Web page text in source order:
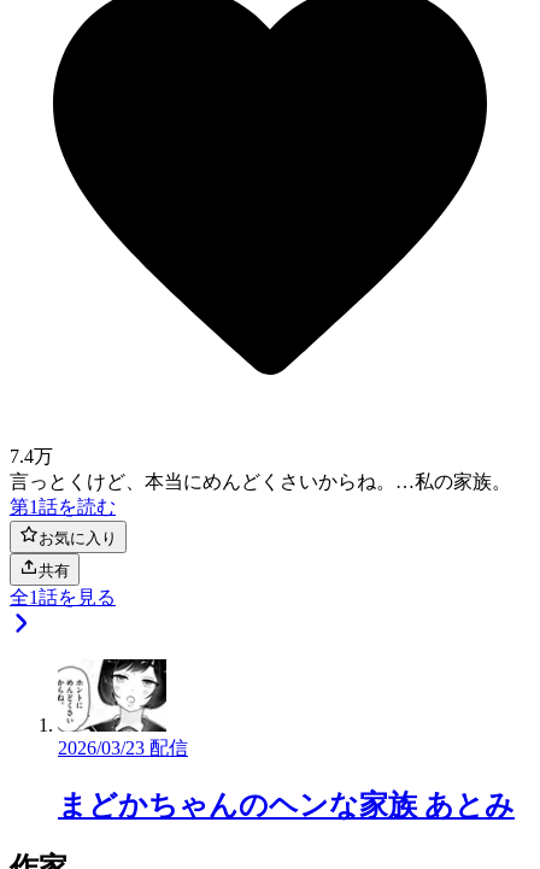
7.4万
言っとくけど、本当にめんどくさいからね。…私の家族。
第1話を読む
お気に入り
共有
全1話を見る
2026/03/23 配信
まどかちゃんのヘンな家族 あとみ